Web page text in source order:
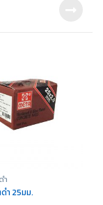
ำ
ำ 25มม.